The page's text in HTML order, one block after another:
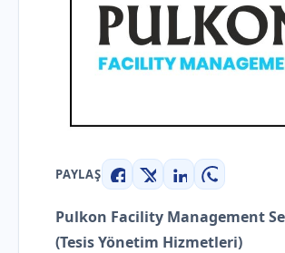
PAYLAŞ
Facebook
X LinkedInWhatsApp
Pulkon Facility Management
(Tesis Yönetim Hizmetleri)